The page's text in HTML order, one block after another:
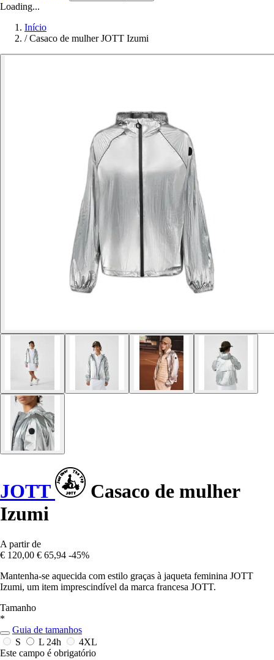
Loading...
Início
/ Casaco de mulher JOTT Izumi
JOTT
Casaco de mulher
Izumi
A partir de
€ 120,00 € 65,94 -45%
Mantenha-se aquecida com estilo graças à jaqueta feminina JOTT
Izumi, um item imprescindível da marca francesa JOTT.
Tamanho
*
Guia de tamanhos
S
L 24h
4XL
Este campo é obrigatório